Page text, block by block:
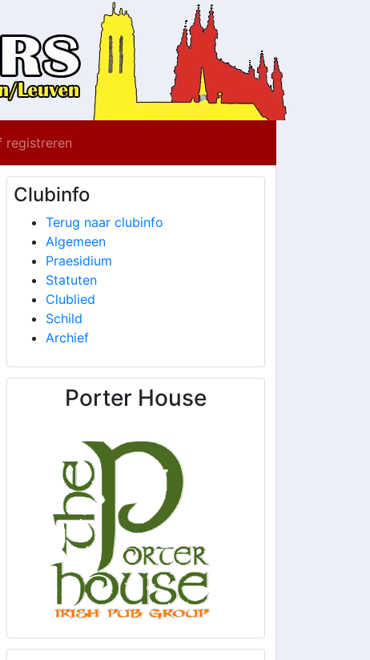
registreren
Clubinfo
Terug naar clubinfo
Algemeen
Praesidium
Statuten
Clublied
Schild
Archief
Porter House